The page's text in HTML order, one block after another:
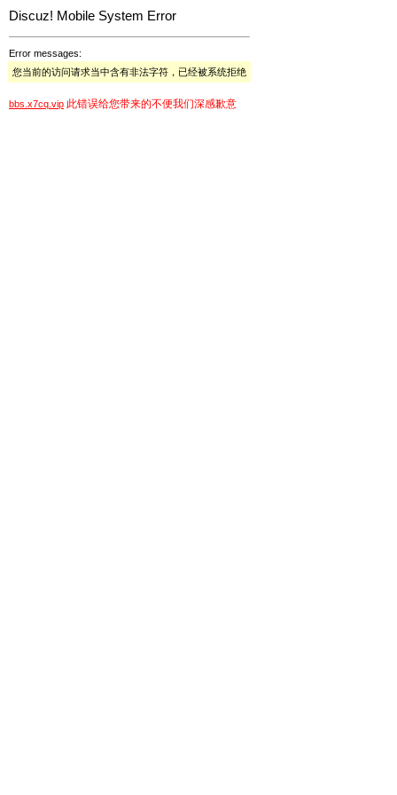
Discuz! Mobile System Error
Error messages:
您当前的访问请求当中含有非法字符，已经被系统拒绝
bbs.x7cq.vip 此错误给您带来的不便我们深感歉意